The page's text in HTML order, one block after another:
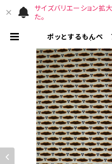
サイズバリエーション
た。
ポッとするもんぺ